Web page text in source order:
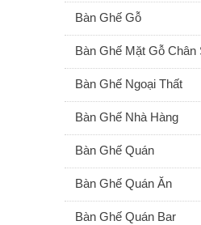
Bàn Ghế Gỗ
Bàn Ghế Mặt Gỗ Chân
Bàn Ghế Ngoại Thất
Bàn Ghế Nhà Hàng
Bàn Ghế Quán
Bàn Ghế Quán Ăn
Bàn Ghế Quán Bar